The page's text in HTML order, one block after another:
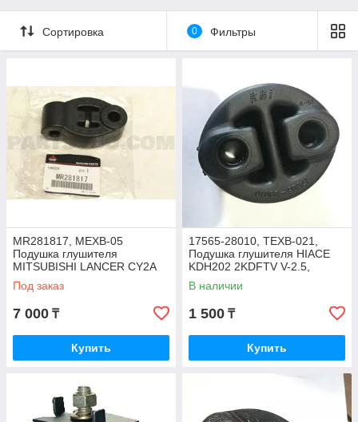
Сортировка 0 Фильтры
MR281817, MEXB-05
Подушка глушителя
MITSUBISHI LANCER CY2A
2007-2017, JAPAN
Под заказ
7 000 ₸
Купить
17565-28010, TEXB-021,
Подушка глушителя HIACE
KDH202 2KDFTV V-2.5,
LX570 URJ201 3URFE V-5.7,
RBI
В наличии
1 500 ₸
Купить